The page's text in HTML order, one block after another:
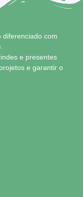
diferenciado com
e presentes
e garantir o